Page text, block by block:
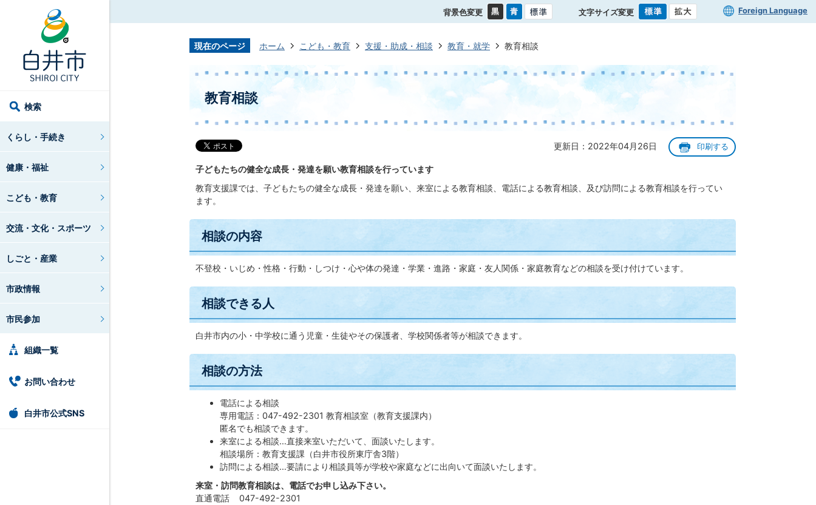
検索
くらし・手続き
健康・福祉
こども・教育
交流・文化・スポーツ
しごと・産業
市政情報
市民参加
組織一覧
お問い合わせ
白井市公式SNS
背景色変更 文字サイズ変更 Foreign Language
現在のページ ホーム こども・教育 支援・助成・相談 教育・就学 教育相談
教育相談
更新日：2022年04月26日 印刷する
子どもたちの健全な成長・発達を願い教育相談を行っています
教育支援課では、子どもたちの健全な成長・発達を願い、来室による教育相談、電話による教育相談、及び訪問による教育相談を行ってい
ます。
相談の内容
不登校・いじめ・性格・行動・しつけ・心や体の発達・学業・進路・家庭・友人関係・家庭教育などの相談を受け付けています。
相談できる人
白井市内の小・中学校に通う児童・生徒やその保護者、学校関係者等が相談できます。
相談の方法
電話による相談
専用電話：047-492-2301 教育相談室（教育支援課内）
匿名でも相談できます。
来室による相談…直接来室いただいて、面談いたします。
相談場所：教育支援課（白井市役所東庁舎3階）
訪問による相談…要請により相談員等が学校や家庭などに出向いて面談いたします。
来室・訪問教育相談は、電話でお申し込み下さい。
直通電話 047-492-2301